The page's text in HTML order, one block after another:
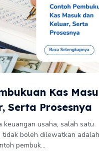
Kas
Serta Prosesnya
keuangan usaha, salah satu
tidak boleh dilewatkan
pembuk...